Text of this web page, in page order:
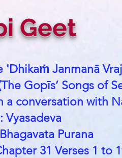
Geet
'Dhikaṁ Janmanā
Gopīs’ Songs of
a conversation with
Vyasadeva
Purana
31 Verses 1 to